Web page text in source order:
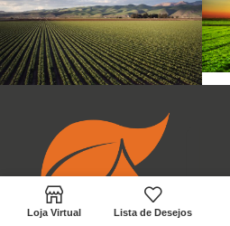
Loja Virtual Lista de Desejos